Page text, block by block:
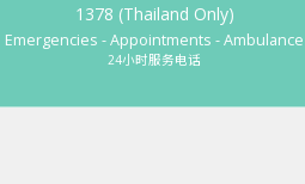
1378 (Thailand Only)
Emergencies - Appointments - Ambulance
24小时服务电话